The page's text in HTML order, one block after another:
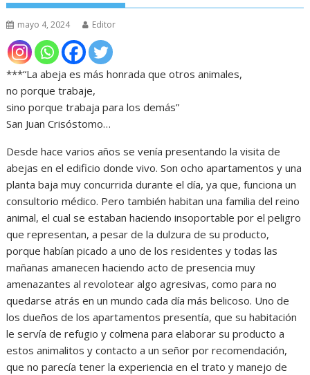
mayo 4, 2024 Editor
***“La abeja es más honrada que otros animales,
no porque trabaje,
sino porque trabaja para los demás”
San Juan Crisóstomo…
Desde hace varios años se venía presentando la visita de
abejas en el edificio donde vivo. Son ocho apartamentos y una
planta baja muy concurrida durante el día, ya que, funciona un
consultorio médico. Pero también habitan una familia del reino
animal, el cual se estaban haciendo insoportable por el peligro
que representan, a pesar de la dulzura de su producto,
porque habían picado a uno de los residentes y todas las
mañanas amanecen haciendo acto de presencia muy
amenazantes al revolotear algo agresivas, como para no
quedarse atrás en un mundo cada día más belicoso. Uno de
los dueños de los apartamentos presentía, que su habitación
le servía de refugio y colmena para elaborar su producto a
estos animalitos y contacto a un señor por recomendación,
que no parecía tener la experiencia en el trato y manejo de